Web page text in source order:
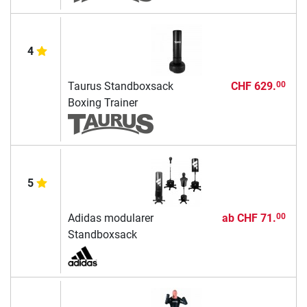
4
Taurus Standboxsack
Boxing Trainer
CHF 629.00
5
Adidas modularer
Standboxsack
ab CHF 71.00